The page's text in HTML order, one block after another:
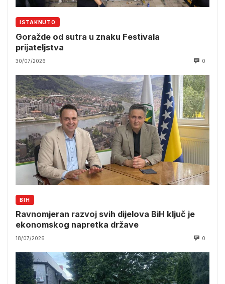
ISTAKNUTO
Goražde od sutra u znaku Festivala
prijateljstva
30/07/2026 0
BIH
Ravnomjeran razvoj svih dijelova BiH ključ je
ekonomskog napretka države
18/07/2026 0